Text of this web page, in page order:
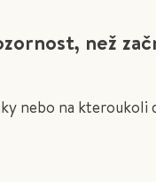
než
nebo na